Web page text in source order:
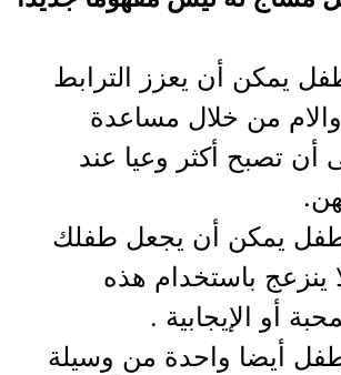
يمكن أن يعزز الترابط
من خلال مساعدة
أن تصبح أكثر وعيا عند
يمكن أن يجعل طفلك
ينزعج باستخدام هذه
أو الإيجابية .
أيضا واحدة من وسيلة